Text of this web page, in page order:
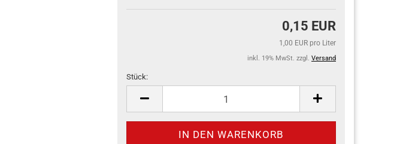
0,15 EUR
1,00 EUR pro Liter
inkl. 19% MwSt. zzgl. Versand
Stück:
Stück